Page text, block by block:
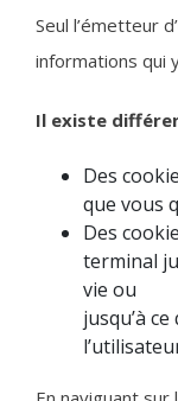
Seul l’émetteur
informations qui
Il existe
Des
que vous
Des
terminal
vie ou
jusqu’à